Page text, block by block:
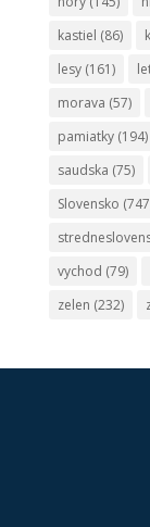
kastiel (86)
lesy(161)
morava (57)
pamiatky(194)
saudska (75)
Slovensko
vychod (79)
zelen (232)